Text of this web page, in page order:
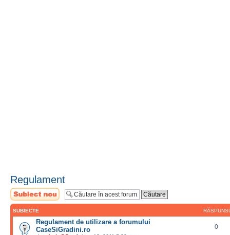
Regulament
Scrie un subiect
nou
SUBIECTE
Regulament de utilizare a forumului
CaseSiGradini.ro
0